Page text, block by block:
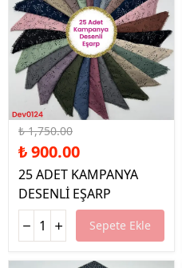
%49 İndirim
₺ 1,750.00
₺ 900.00
25 ADET KAMPANYA
DESENLİ EŞARP
Sepete Ekle